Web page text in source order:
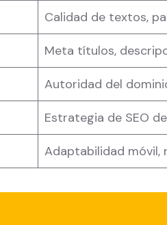
Calidad de textos,
Meta títulos,
Autoridad del
Estrategia de SEO
Adaptabilidad móvil,